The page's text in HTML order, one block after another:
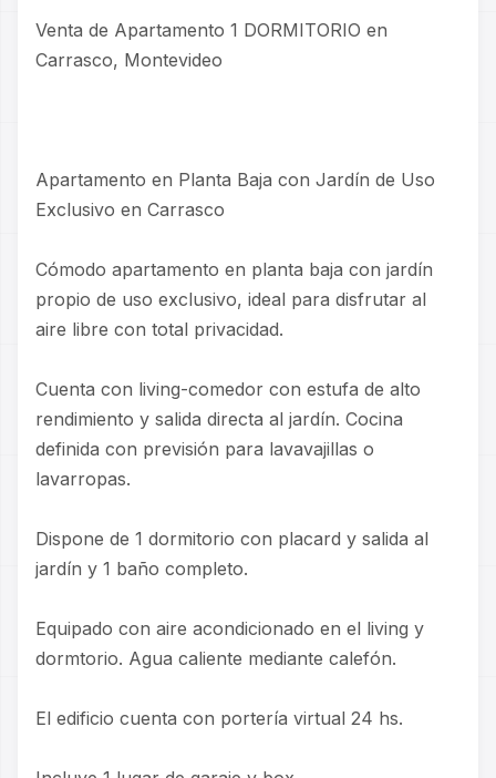
Venta de Apartamento 1 DORMITORIO en
Carrasco, Montevideo
Apartamento en Planta Baja con Jardín de Uso
Exclusivo en Carrasco
Cómodo apartamento en planta baja con jardín
propio de uso exclusivo, ideal para disfrutar al
aire libre con total privacidad.
Cuenta con living-comedor con estufa de alto
rendimiento y salida directa al jardín. Cocina
definida con previsión para lavavajillas o
lavarropas.
Dispone de 1 dormitorio con placard y salida al
jardín y 1 baño completo.
Equipado con aire acondicionado en el living y
dormtorio. Agua caliente mediante calefón.
El edificio cuenta con portería virtual 24 hs.